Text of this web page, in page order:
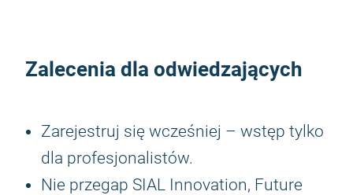
Zalecenia dla odwiedzających
Zarejestruj się wcześniej – wstęp tylko
dla profesjonalistów.
Nie przegap SIAL Innovation, Future